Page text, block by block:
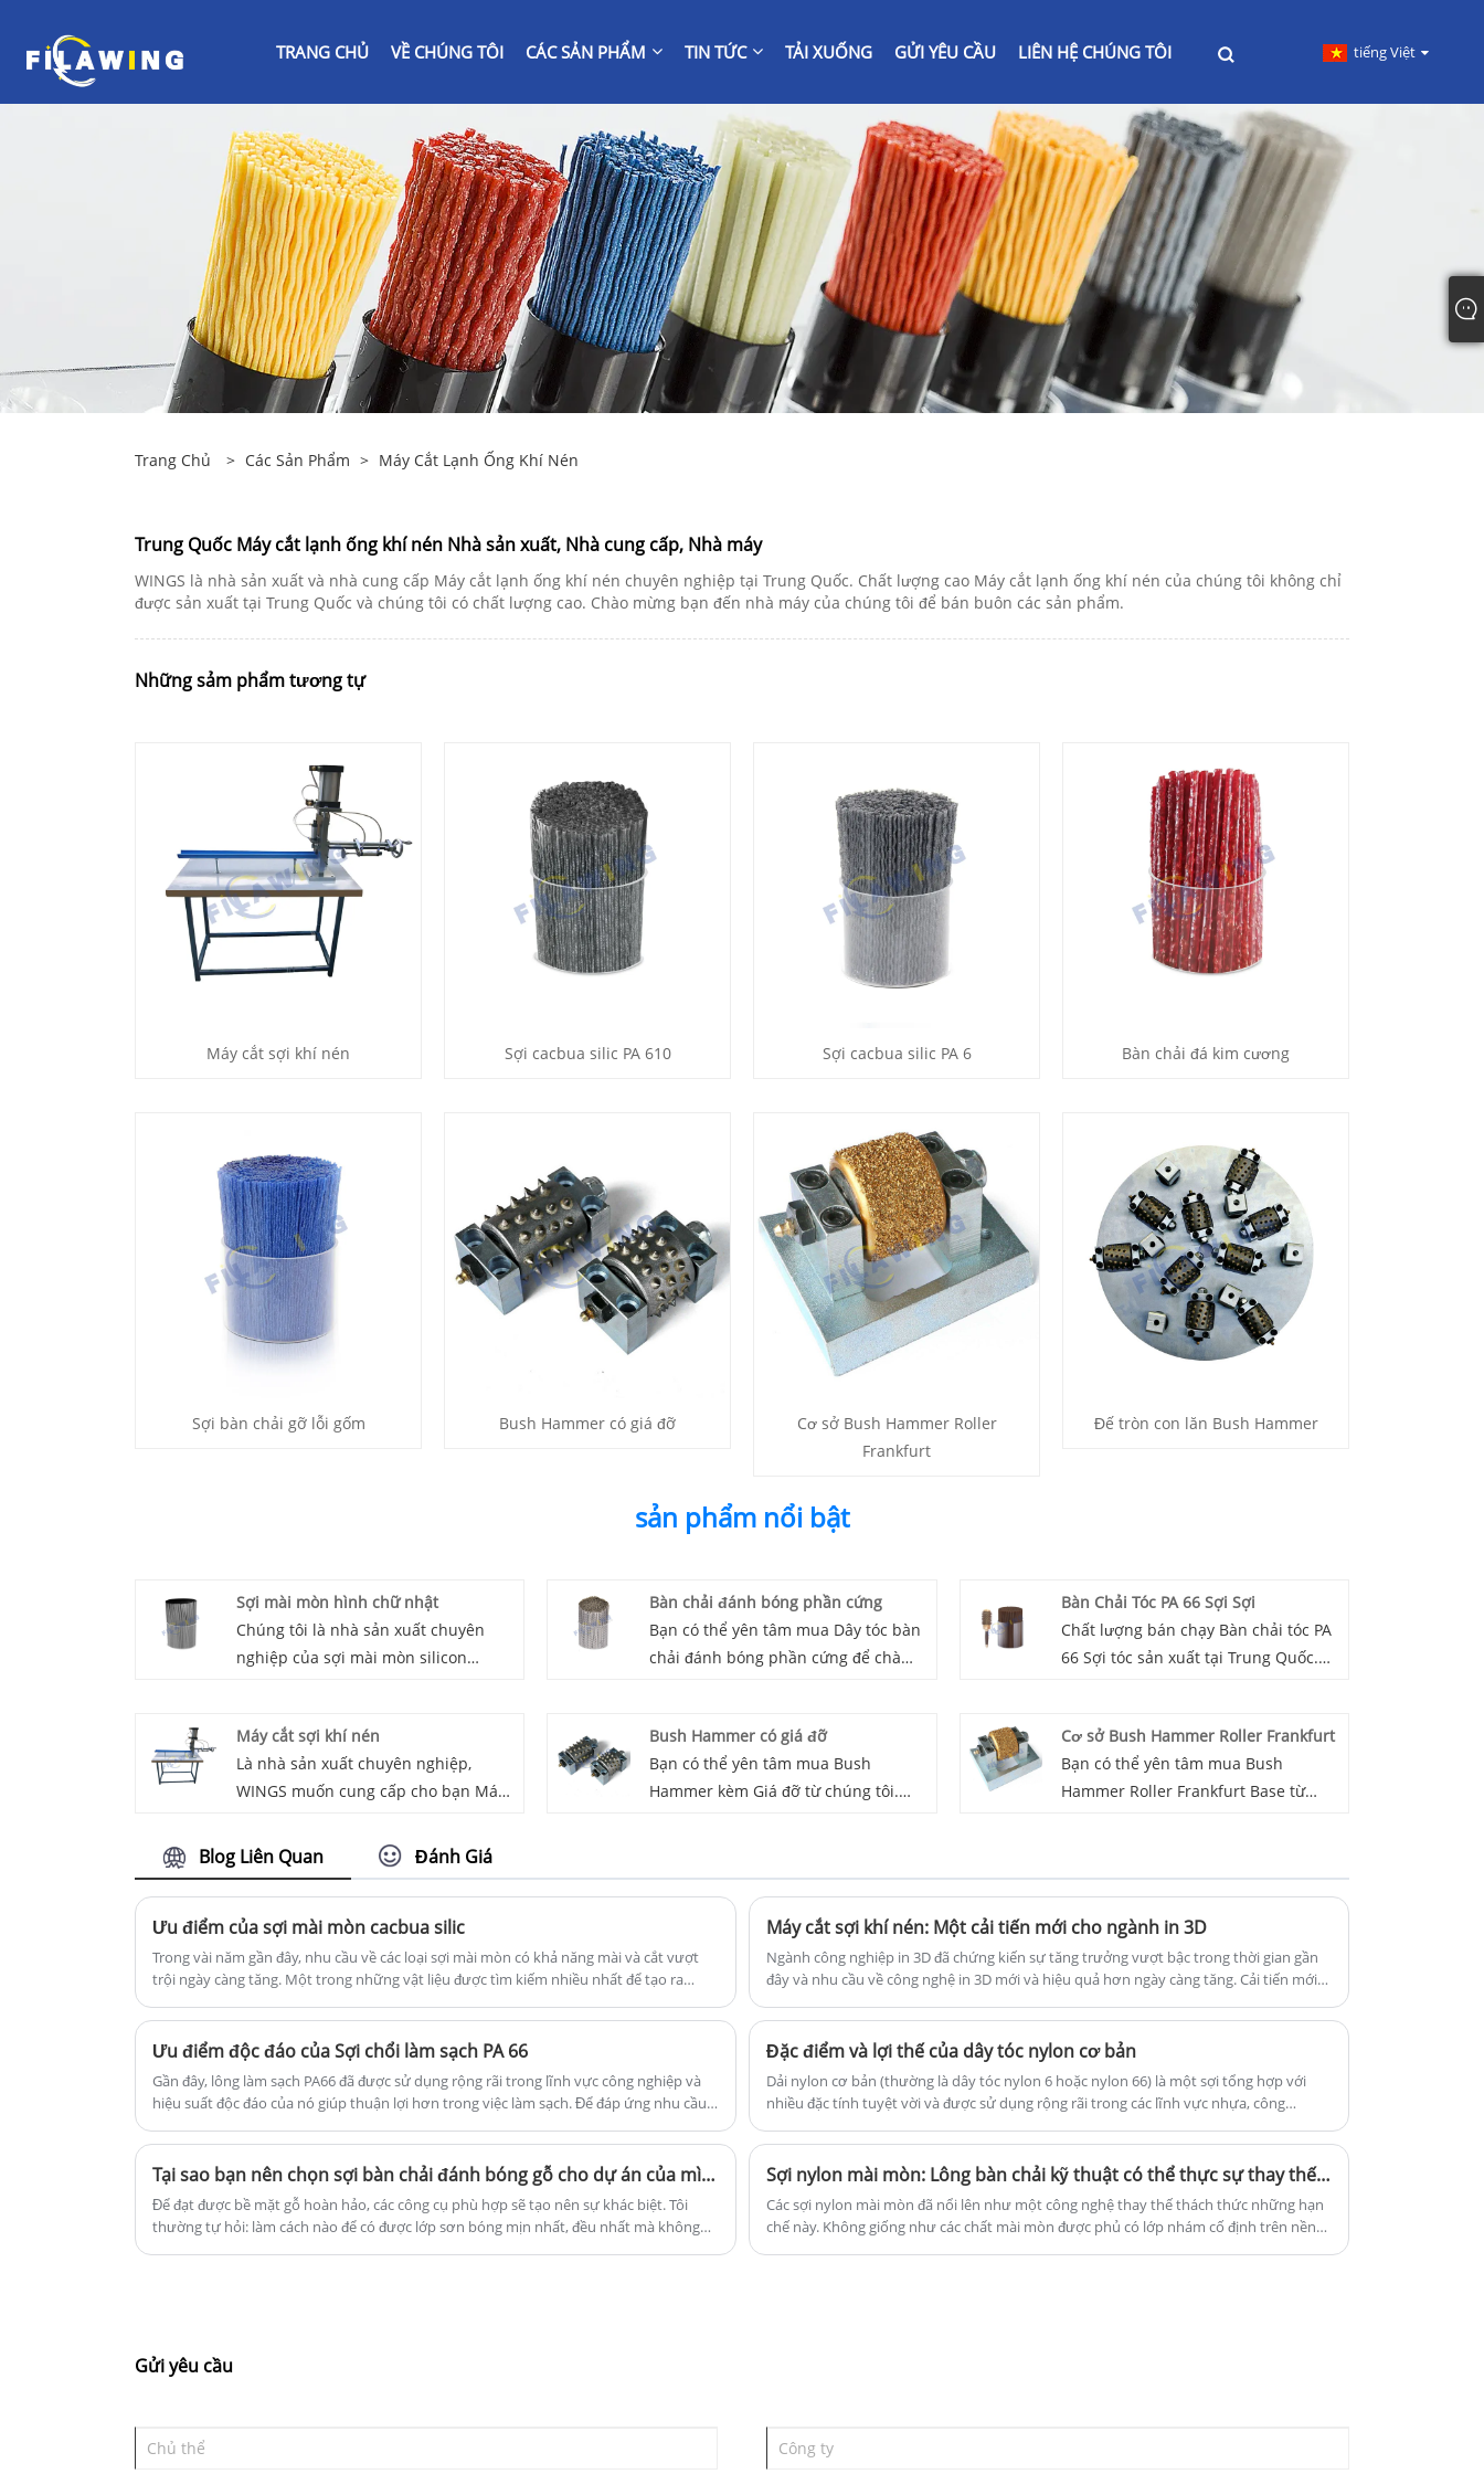
TRANG CHỦ VỀ CHÚNG TÔI CÁC SẢN PHẨM TIN TỨC TẢI XUỐNG GỬI YÊU CẦU LIÊN HỆ CHÚNG TÔI tiếng Việt
Trang Chủ > Các Sản Phẩm > Máy Cắt Lạnh Ống Khí Nén
Trung Quốc Máy cắt lạnh ống khí nén Nhà sản xuất, Nhà cung cấp, Nhà máy
WINGS là nhà sản xuất và nhà cung cấp Máy cắt lạnh ống khí nén chuyên nghiệp tại Trung Quốc. Chất lượng cao Máy cắt lạnh ống khí nén của chúng tôi không chỉ
được sản xuất tại Trung Quốc và chúng tôi có chất lượng cao. Chào mừng bạn đến nhà máy của chúng tôi để bán buôn các sản phẩm.
Những sảm phẩm tương tự
Máy cắt sợi khí nén Sợi cacbua silic PA 610 Sợi cacbua silic PA 6 Bàn chải đá kim cương
Sợi bàn chải gỡ lỗi gốm Bush Hammer có giá đỡ
Cơ sở Bush Hammer Roller
Frankfurt
Đế tròn con lăn Bush Hammer
sản phẩm nổi bật
Sợi mài mòn hình chữ nhật
Chúng tôi là nhà sản xuất chuyên
nghiệp của sợi mài mòn silicon
nghiệp trong dòng này.
Bàn chải đánh bóng phần cứng
Bạn có thể yên tâm mua Dây tóc bàn
chải đánh bóng phần cứng để chà
hàng tốt nhất và giao hàng kịp thời.
Bàn Chải Tóc PA 66 Sợi Sợi
Chất lượng bán chạy Bàn chải tóc PA
66 Sợi tóc sản xuất tại Trung Quốc.
Quốc. Việc sản xuất lược chải tóc
thường áp dụng công nghệ uốn sợi
đơn lỗ hoặc đốt cháy. Các sợi lông
mượt mà, linh hoạt và mượt mà,
hợp cho cả tiệm làm tóc chuyên
nghiệp và gia đình.
Máy cắt sợi khí nén
Là nhà sản xuất chuyên nghiệp,
WINGS muốn cung cấp cho bạn Máy
cấp cho bạn dịch vụ hậu mãi tốt nhất
và giao hàng kịp thời. Lưỡi cắt độc
đáo làm cho máy cắt sợi thủy lực của
chúng tôi trở thành một sự kết hợp
hoàn hảo với các sợi có đường kính
lớn hơn.
Bush Hammer có giá đỡ
Bạn có thể yên tâm mua Bush
Hammer kèm Giá đỡ từ chúng tôi.
có thể tham khảo ý kiến ​​của chúng
tôi ngay bây giờ, chúng tôi sẽ trả lời
Cơ sở Bush Hammer Roller Frankfurt
Bạn có thể yên tâm mua Bush
Hammer Roller Frankfurt Base từ
thêm, bạn có thể tham khảo ý kiến ​​
của chúng tôi ngay bây giờ, chúng tôi
sẽ trả lời bạn kịp thời!
Blog Liên Quan Đánh Giá
Ưu điểm của sợi mài mòn cacbua silic
Trong vài năm gần đây, nhu cầu về các loại sợi mài mòn có khả năng mài và cắt vượt
trội ngày càng tăng. Một trong những vật liệu được tìm kiếm nhiều nhất để tạo ra
Máy cắt sợi khí nén: Một cải tiến mới cho ngành in 3D
Ngành công nghiệp in 3D đã chứng kiến ​​​​sự tăng trưởng vượt bậc trong thời gian gần
đây và nhu cầu về công nghệ in 3D mới và hiệu quả hơn ngày càng tăng. Cải tiến mới
độ chính xác của in 3D.
Ưu điểm độc đáo của Sợi chổi làm sạch PA 66
Gần đây, lông làm sạch PA66 đã được sử dụng rộng rãi trong lĩnh vực công nghiệp và
hiệu suất độc đáo của nó giúp thuận lợi hơn trong việc làm sạch. Để đáp ứng nhu cầu
tung ra thị trường.
Đặc điểm và lợi thế của dây tóc nylon cơ bản
Dải nylon cơ bản (thường là dây tóc nylon 6 hoặc nylon 66) là một sợi tổng hợp với
nhiều đặc tính tuyệt vời và được sử dụng rộng rãi trong các lĩnh vực nhựa, công
Tại sao bạn nên chọn sợi bàn chải đánh bóng gỗ cho dự án của mình?
Để đạt được bề mặt gỗ hoàn hảo, các công cụ phù hợp sẽ tạo nên sự khác biệt. Tôi
thường tự hỏi: làm cách nào để có được lớp sơn bóng mịn nhất, đều nhất mà không
Sợi nylon mài mòn: Lông bàn chải kỹ thuật có thể thực sự thay thế chất mài mòn truyền thống trong hoàn thiện gỗ và sàn không?
Các sợi nylon mài mòn đã nổi lên như một công nghệ thay thế thách thức những hạn
chế này. Không giống như các chất mài mòn được phủ có lớp nhám cố định trên nền
Gửi yêu cầu